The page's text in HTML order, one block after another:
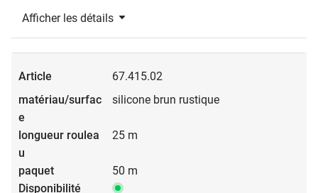
Afficher les détails
67.415.02
silicone brun rustique
25 m
50 m